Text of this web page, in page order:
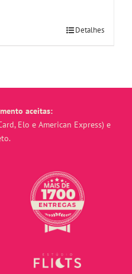
Detalhes
aceitas:
Elo e American Express) e